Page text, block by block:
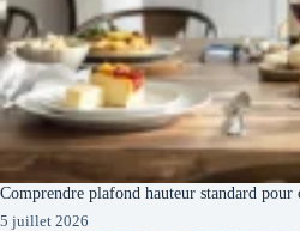
Comprendre plafond hauteur standard pour
5 juillet 2026